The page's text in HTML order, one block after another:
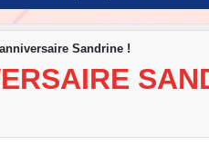
Sandrine !